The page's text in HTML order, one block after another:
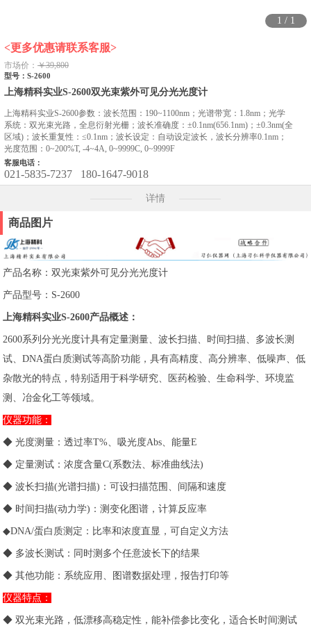
1 / 1
<更多优惠请联系客服>
市场价： ￥39,800
型号：S-2600
上海精科实业S-2600双光束紫外可见分光光度计
上海精科实业S-2600参数：波长范围：190~1100nm；光谱带宽：1.8nm；光学
系统：双光束光路，全息衍射光栅；波长准确度：±0.1nm(656.1nm)；±0.3nm(全
区域)；波长重复性：≤0.1nm；波长设定：自动设定波长，波长分辨率0.1nm；
光度范围：0~200%T, -4~4A, 0~9999C, 0~9999F
客服电话：
021-5835-7237 180-1647-9018
详情
商品图片
产品名称：双光束紫外可见分光光度计
产品型号：S-2600
上海精科实业S-2600产品概述：
2600系列分光光度计具有定量测量、波长扫描、时间扫描、多波长测
试、DNA蛋白质测试等高阶功能，具有高精度、高分辨率、低噪声、低
杂散光的特点，特别适用于科学研究、医药检验、生命科学、环境监
测、冶金化工等领域。
仪器功能：
◆ 光度测量：透过率T%、吸光度Abs、能量E
◆ 定量测试：浓度含量C(系数法、标准曲线法)
◆ 波长扫描(光谱扫描)：可设扫描范围、间隔和速度
◆ 时间扫描(动力学)：测变化图谱，计算反应率
◆DNA/蛋白质测定：比率和浓度直显，可自定义方法
◆ 多波长测试：同时测多个任意波长下的结果
◆ 其他功能：系统应用、图谱数据处理，报告打印等
仪器特点：
◆ 双光束光路，低漂移高稳定性，能补偿参比变化，适合长时间测试